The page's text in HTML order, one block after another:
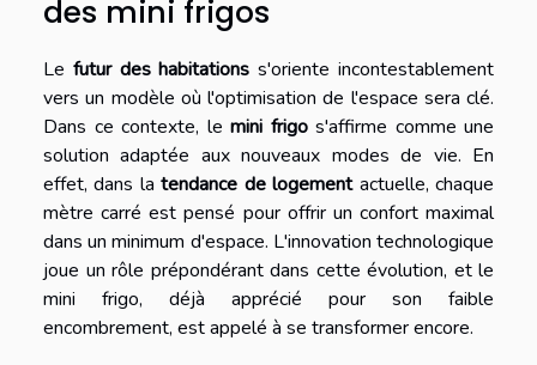
des mini frigos
Le futur des habitations s'oriente incontestablement
vers un modèle où l'optimisation de l'espace sera clé.
Dans ce contexte, le mini frigos'affirme comme une
solution adaptée aux nouveaux modes de vie. En
effet, dans latendance de logementactuelle, chaque
mètre carré est pensé pour offrir un confort maximal
dans un minimum d'espace. L'innovation technologique
joue un rôle prépondérant dans cette évolution, et le
mini frigo, déjà apprécié pour son faible
encombrement, est appelé à se transformer encore.